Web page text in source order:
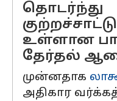
தொடர்ந்து
உள்ளான
தேர்தல்
முன்னதாக
அதிகார